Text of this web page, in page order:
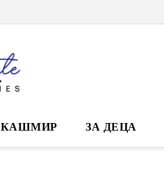
КАШМИР ЗА ДЕЦА